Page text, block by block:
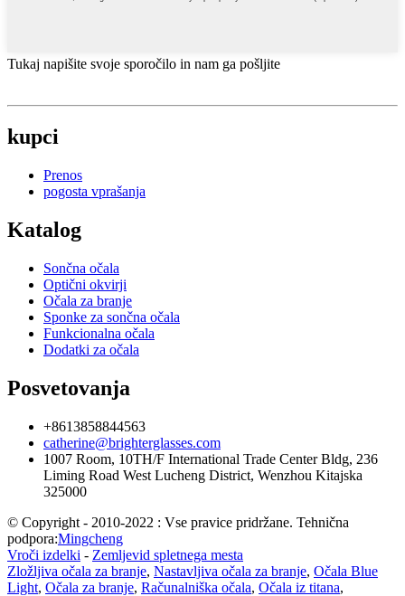
Tukaj napišite svoje sporočilo in nam ga pošljite
kupci
Prenos
pogosta vprašanja
Katalog
Sončna očala
Optični okvirji
Očala za branje
Sponke za sončna očala
Funkcionalna očala
Dodatki za očala
Posvetovanja
+8613858844563
catherine@brighterglasses.com
1007 Room, 10TH/F International Trade Center Bldg, 236
Liming Road West Lucheng District, Wenzhou Kitajska
325000
© Copyright - 2010-2022 : Vse pravice pridržane. Tehnična
podpora:Mingcheng
Vroči izdelki - Zemljevid spletnega mesta
Zložljiva očala za branje, Nastavljiva očala za branje, Očala Blue
Light, Očala za branje, Računalniška očala, Očala iz titana,